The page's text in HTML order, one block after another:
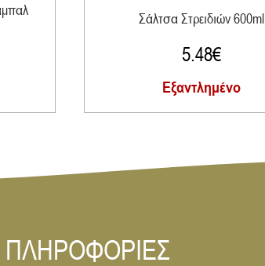
Σάλτσα Στρειδιών 600ml
5.48€
Εξαντλημένο
ΠΛΗΡΟΦΟΡΙΕΣ